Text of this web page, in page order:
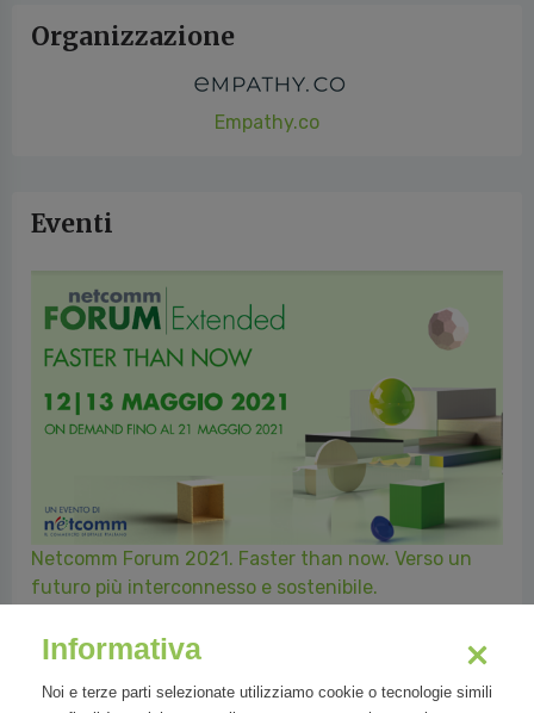
Organizzazione
Empathy.co
Eventi
Netcomm Forum 2021. Faster than now. Verso un
futuro più interconnesso e sostenibile.
Immagini
Informativa
Noi e terze parti selezionate utilizziamo cookie o tecnologie simili